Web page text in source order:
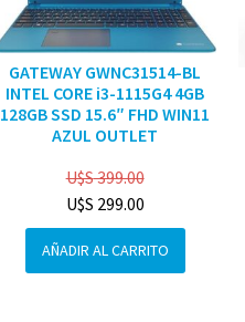
GATEWAY GWNC31514-BL
INTEL CORE i3-1115G4 4GB
128GB SSD 15.6″ FHD WIN11
AZUL OUTLET
U$S399.00
U$S 299.00
AÑADIR AL CARRITO